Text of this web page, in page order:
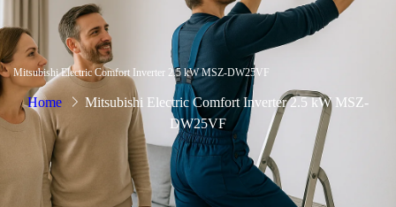
Mitsubishi Electric Comfort Inverter 2.5 kW MSZ-DW25VF
Home
Mitsubishi Electric Comfort Inverter 2.5 kW MSZ-
DW25VF